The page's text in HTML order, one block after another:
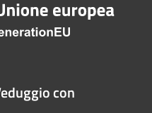
con